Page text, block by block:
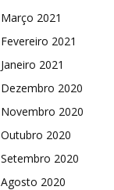
Março 2021
Fevereiro 2021
Janeiro 2021
Dezembro 2020
Novembro 2020
Outubro 2020
Setembro 2020
Agosto 2020